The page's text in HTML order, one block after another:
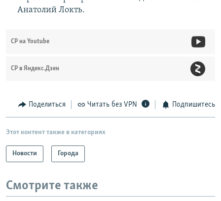
Анатолий Локть.
СР на Youtube
СР в Яндекс.Дзен
Поделиться Читать без VPN Подпишитесь
Этот контент также в категориях
Новости Города
Смотрите также